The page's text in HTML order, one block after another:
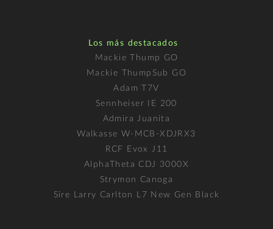
Los más destacados
Mackie Thump GO
Mackie ThumpSub GO
Adam T7V
Sennheiser IE 200
Admira Juanita
Walkasse W-MCB-XDJRX3
RCF Evox J11
AlphaTheta CDJ 3000X
Strymon Canoga
Sire Larry Carlton L7 New Gen Black